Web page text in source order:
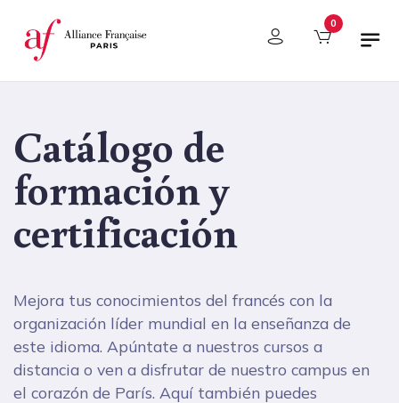
Panel de gestión de cookies 0
Catálogo de
formación y
certificación
Mejora tus conocimientos del francés con la
organización líder mundial en la enseñanza de
este idioma. Apúntate a nuestros cursos a
distancia o ven a disfrutar de nuestro campus en
el corazón de París. Aquí también puedes